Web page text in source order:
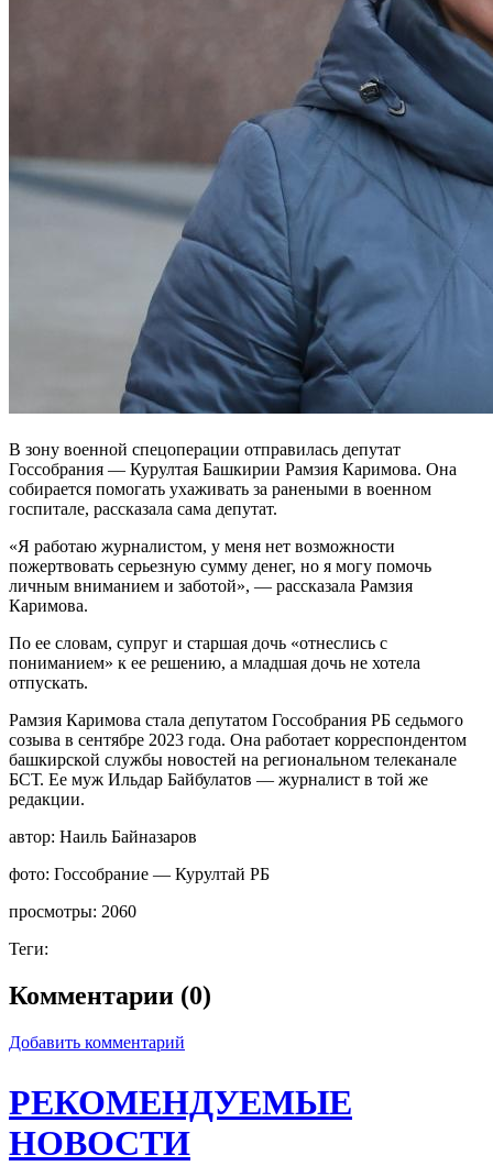
В зону военной спецоперации отправилась депутат
Госсобрания — Курултая Башкирии Рамзия Каримова. Она
собирается помогать ухаживать за ранеными в военном
госпитале, рассказала сама депутат.
«Я работаю журналистом, у меня нет возможности
пожертвовать серьезную сумму денег, но я могу помочь
личным вниманием и заботой», — рассказала Рамзия
Каримова.
По ее словам, супруг и старшая дочь «отнеслись с
пониманием» к ее решению, а младшая дочь не хотела
отпускать.
Рамзия Каримова стала депутатом Госсобрания РБ седьмого
созыва в сентябре 2023 года. Она работает корреспондентом
башкирской службы новостей на региональном телеканале
БСТ. Ее муж Ильдар Байбулатов — журналист в той же
редакции.
автор: Наиль Байназаров
фото: Госсобрание — Курултай РБ
просмотры: 2060
Теги:
Комментарии (0)
Добавить комментарий
РЕКОМЕНДУЕМЫЕ
НОВОСТИ